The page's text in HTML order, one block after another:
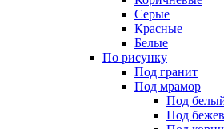
Серые
Красные
Белые
По рисунку
Под гранит
Под мрамор
Под
Под